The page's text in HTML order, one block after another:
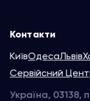
Контакти
КиївОдесаЛьвів
Сервійсний
Україна, 03138,